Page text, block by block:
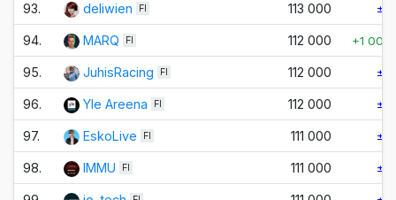
93. deliwien FI 113 000 ±0
94. MARQ FI 112 000 +1 000
95. JuhisRacing FI 112 000 ±0
96. Yle Areena FI 112 000 ±0
97. EskoLive FI 111 000 ±0
98. IMMU FI 111 000 ±0